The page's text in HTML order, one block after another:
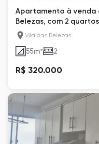
Apartamento à venda
Belezas, com 2
Vila das Belezas
55m² 2
R$ 320.000